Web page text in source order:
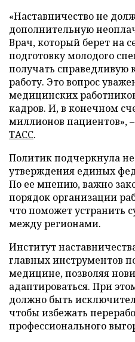
«Наставничество не
дополнительную
Врач, который берет на
подготовку молодого
получать справедливую
работу. Это вопрос
медицинских
кадров. И, в конечном
миллионов пациентов»,
ТАСС.
Политик подчеркнула
утверждения единых
По ее мнению, важно
порядок организации
что поможет устранить
между регионами.
Институт
главных инструментов
медицине, позволяя
адаптироваться. При
должно быть
чтобы избежать
профессионального